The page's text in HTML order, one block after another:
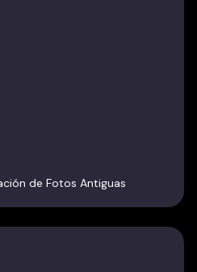
de Fotos Antiguas